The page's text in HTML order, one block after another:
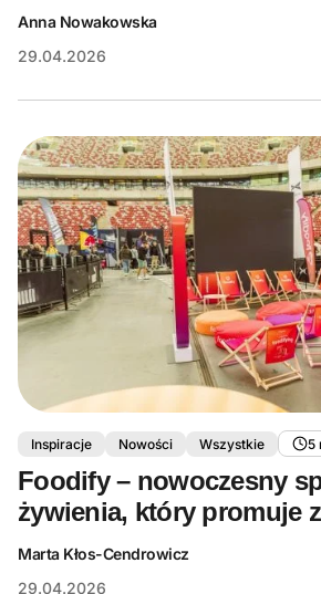
Anna Nowakowska
29.04.2026
Inspiracje Nowości Wszystkie 5
Foodify – nowoczesny
żywienia, który promuje
Marta Kłos-Cendrowicz
29.04.2026